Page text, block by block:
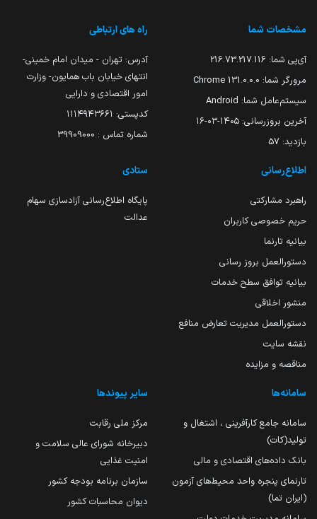
مشخصات شما
آی‌پی شما: 216.73.217.116
مرورگر شما: 131.0.0.0 Chrome
سیستم‌عامل شما: Android
آخرین بروزرسانی: ۱۴۰۵-۰۳-۱۶
بازدید: 57
راه های ارتباطی
آدرس: تهران - میدان امام خمینی-
انتهای خیابان باب همایون- وزارت
امور اقتصادی و دارایی
کدپستی: ۱۱۱۴۹۴۳۶۶۱
شماره تماس : 39909000
اطلاع‌رسانی
راهبرد مشارکتی
حریم خصوصی کاربران
بیانیه تارنما
دستورالعمل بروز رسانی
بیانیه توافق سطح خدمات
منشور اخلاقی
دستورالعمل مدیریت تعارض منافع
نقشه سایت
مناقصه و مزایده
ستادی
پایگاه اطلاع‌رسانی آزادسازی سهام
عدالت
سامانه‌ها
سامانه جامع کارآفرینی ، اشتغال و
تولید(کات)
بانک داده‌های اقتصادی و مالی
تارنمای پنجره واحد محیط‌های آزمون
(ایران تما)
سایر پیوندها
مرکز ملی رقابت
دبیرخانه شورای عالی سلامت و
امنیت غذایی
سازمان برنامه بودجه کشور
دیوان محاسبات کشور